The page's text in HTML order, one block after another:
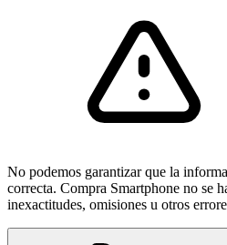
No podemos garantizar que la
correcta. Compra Smartphone no se
inexactitudes, omisiones u otros